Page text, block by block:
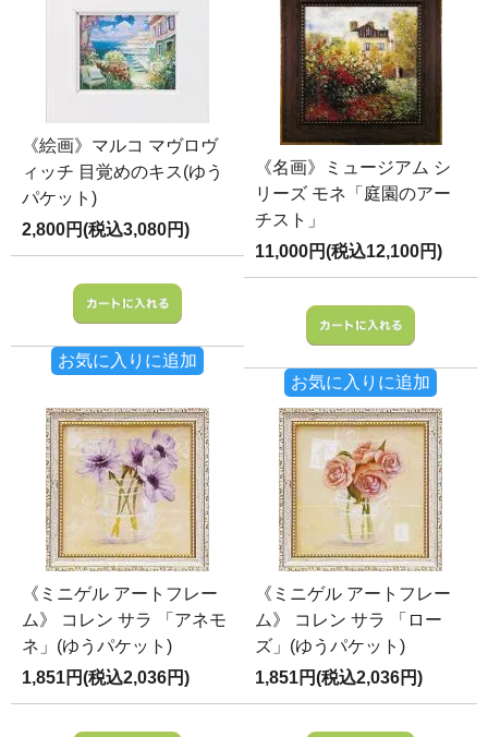
《絵画》マルコ マヴロヴ
ィッチ 目覚めのキス(ゆう
パケット)
2,800円(税込3,080円)
お気に入りに追加
《名画》ミュージアム シ
リーズ モネ「庭園のアー
チスト」
11,000円(税込12,100円)
お気に入りに追加
《ミニゲル アートフレー
ム》 コレン サラ 「アネモ
ネ」(ゆうパケット)
1,851円(税込2,036円)
《ミニゲル アートフレー
ム》 コレン サラ 「ロー
ズ」(ゆうパケット)
1,851円(税込2,036円)